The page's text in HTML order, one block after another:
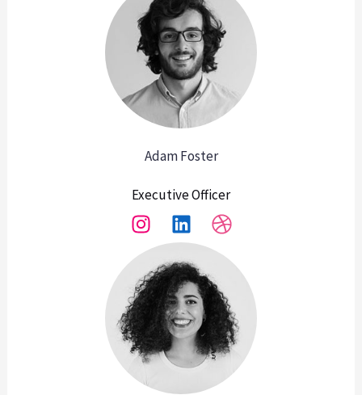
Adam Foster
Executive Officer